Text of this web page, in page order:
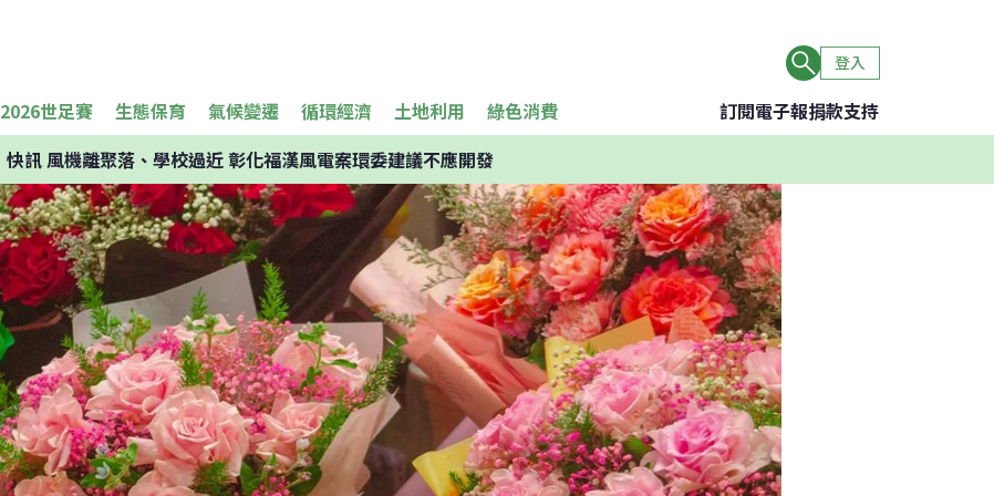
登入
2026世足賽 生態保育 氣候變遷 循環經濟 土地利用 綠色消費 訂閱電子報捐款支持
快訊風機離聚落、學校過近 彰化福漢風電案環委建議不應開發